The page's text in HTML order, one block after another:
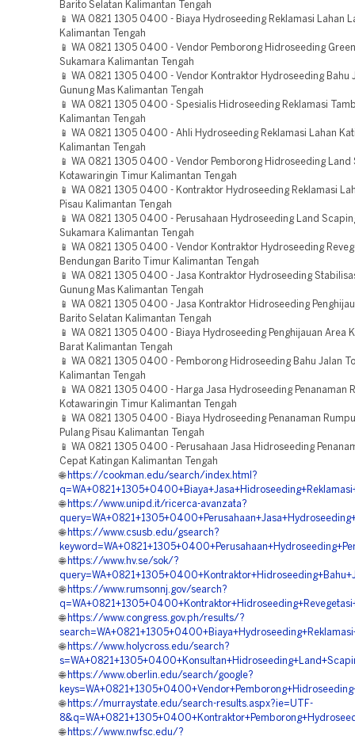
Barito Selatan Kalimantan Tengah
📱 WA 0821 1305 0400 - Biaya Hydroseeding Reklamasi Lahan
Kalimantan Tengah
📱 WA 0821 1305 0400 - Vendor Pemborong Hidroseeding
Sukamara Kalimantan Tengah
📱 WA 0821 1305 0400 - Vendor Kontraktor Hydroseeding Bahu
Gunung Mas Kalimantan Tengah
📱 WA 0821 1305 0400 - Spesialis Hidroseeding Reklamasi
Kalimantan Tengah
📱 WA 0821 1305 0400 - Ahli Hydroseeding Reklamasi Lahan
Kalimantan Tengah
📱 WA 0821 1305 0400 - Vendor Pemborong Hidroseeding Land
Kotawaringin Timur Kalimantan Tengah
📱 WA 0821 1305 0400 - Kontraktor Hydroseeding Reklamasi
Pisau Kalimantan Tengah
📱 WA 0821 1305 0400 - Perusahaan Hydroseeding Land
Sukamara Kalimantan Tengah
📱 WA 0821 1305 0400 - Vendor Kontraktor Hydroseeding
Bendungan Barito Timur Kalimantan Tengah
📱 WA 0821 1305 0400 - Jasa Kontraktor Hydroseeding
Gunung Mas Kalimantan Tengah
📱 WA 0821 1305 0400 - Jasa Kontraktor Hidroseeding
Barito Selatan Kalimantan Tengah
📱 WA 0821 1305 0400 - Biaya Hydroseeding Penghijauan Area
Barat Kalimantan Tengah
📱 WA 0821 1305 0400 - Pemborong Hidroseeding Bahu Jalan
Kalimantan Tengah
📱 WA 0821 1305 0400 - Harga Jasa Hydroseeding Penanaman
Kotawaringin Timur Kalimantan Tengah
📱 WA 0821 1305 0400 - Biaya Hydroseeding Penanaman
Pulang Pisau Kalimantan Tengah
📱 WA 0821 1305 0400 - Perusahaan Jasa Hidroseeding
Cepat Katingan Kalimantan Tengah
🌐 https://cookman.edu/search/index.html?
🌐 https://www.unipd.it/ricerca-avanzata?
🌐 https://www.csusb.edu/gsearch?
🌐 https://www.hv.se/sok/?
🌐 https://www.rumsonnj.gov/search?
🌐 https://www.congress.gov.ph/results/?
🌐 https://www.holycross.edu/search?
🌐 https://www.oberlin.edu/search/google?
🌐 https://murraystate.edu/search-results.aspx?ie=UTF-
🌐 https://www.nwfsc.edu/?